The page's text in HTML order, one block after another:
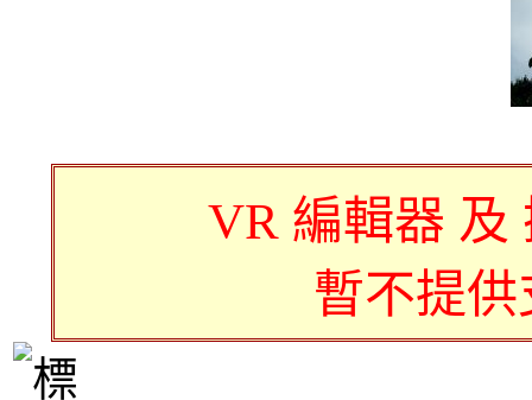
VR 編輯器 及
暫不提